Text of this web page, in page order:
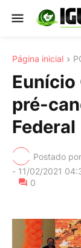
Página inicial
pré-
Federal
Postado por
- 11/02/2021
0